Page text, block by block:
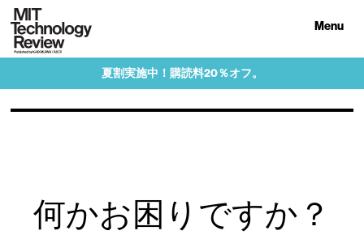
Menu
夏割実施中！購読料20％オフ。
何かお困りですか？